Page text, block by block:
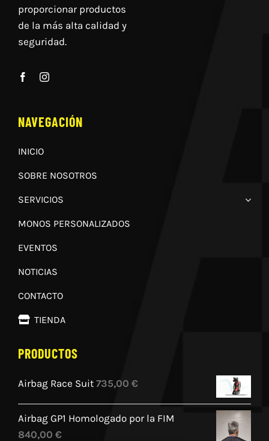
proporcionar productos
de la más alta calidad y
seguridad.
NAVEGACIÓN
INICIO
SOBRE NOSOTROS
SERVICIOS
MONOS PERSONALIZADOS
EVENTOS
NOTICIAS
CONTACTO
TIENDA
PRODUCTOS
Airbag Race Suit 735,00 €
Airbag GP1 Homologado por la FIM
840,00 €